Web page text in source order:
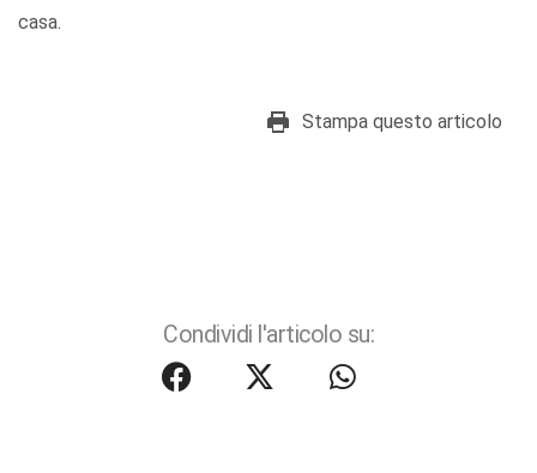
casa.
Stampa questo articolo
Condividi l'articolo su: